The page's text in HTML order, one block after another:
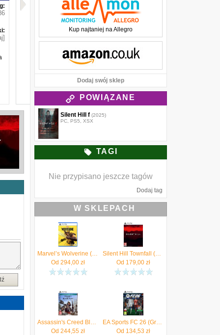
Kup najtaniej na Allegro
Dodaj swój sklep
POWIĄZANE
Silent Hill f (2025)
PC, PS5, XSX
TAGI
Nie przypisano jeszcze tagów
Dodaj tag
W SKLEPACH
Marvel’s Wolverine (Gra PS5)
Od 294,00 zł
Silent Hill Townfall (Gra PS5)
Od 179,00 zł
Assassin's Creed Black Flag Resynced Launch Edition (Gra PS5)
Od 244,55 zł
EA Sports FC 26 (Gra PS5)
Od 134,53 zł